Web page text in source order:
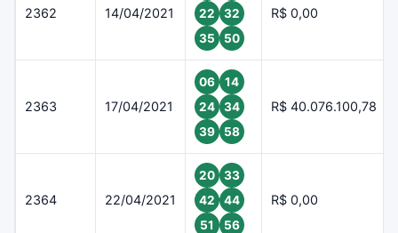
2362 14/04/2021
22
32
35
50
R$ 0,00
2363 17/04/2021
06
14
24
34
39
58
R$ 40.076.100,78
2364 22/04/2021
20
33
42
44
51
56
R$ 0,00